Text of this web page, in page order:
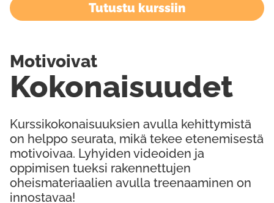
Tutustu kurssiin
Kurssikokonaisuuksien avulla kehittymistä
on helppo seurata, mikä tekee etenemisestä
motivoivaa. Lyhyiden videoiden ja
oppimisen tueksi rakennettujen
oheismateriaalien avulla treenaaminen on
innostavaa!
Kokonaisuudet
Motivoivat